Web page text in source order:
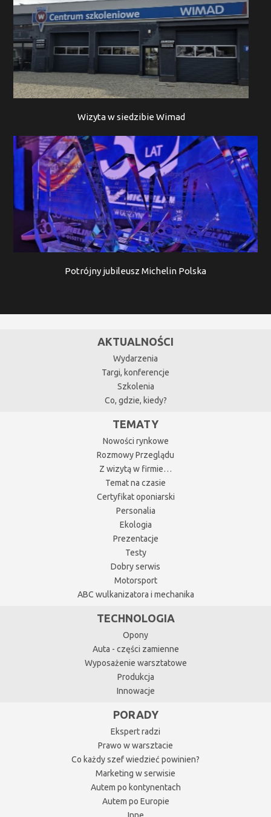
Wizyta w siedzibie Wimad
Potrójny jubileusz Michelin Polska
AKTUALNOŚCI
Wydarzenia
Targi, konferencje
Szkolenia
Co, gdzie, kiedy?
TEMATY
Nowości rynkowe
Rozmowy Przeglądu
Z wizytą w firmie…
Temat na czasie
Certyfikat oponiarski
Personalia
Ekologia
Prezentacje
Testy
Dobry serwis
Motorsport
ABC wulkanizatora i mechanika
TECHNOLOGIA
Opony
Auta - części zamienne
Wyposażenie warsztatowe
Produkcja
Innowacje
PORADY
Ekspert radzi
Prawo w warsztacie
Co każdy szef wiedzieć powinien?
Marketing w serwisie
Autem po kontynentach
Autem po Europie